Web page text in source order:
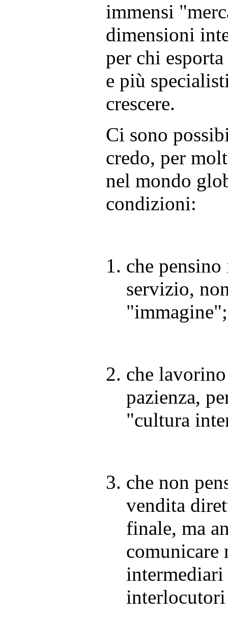
immensi
dimensioni
per chi
e più
crescere.
Ci sono
credo, per
nel mondo
condizioni:
che
servizio,
"immagine";
che
pazienza,
"cultura
che non
vendita
finale, ma
interlocutori